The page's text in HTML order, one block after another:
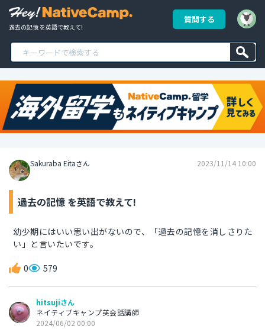
過去の記憶 を英語で教えて!
質問する
Sakuraba Eitaさん 2023/11/14 10:00
過去の記憶 を英語で教えて!
幼少期にはいい思い出がないので、「過去の記憶を消しさりた
い」と言いたいです。
0 579
hitsujiさん
ネイティブキャンプ英会話講師
2024/06/02 00:00